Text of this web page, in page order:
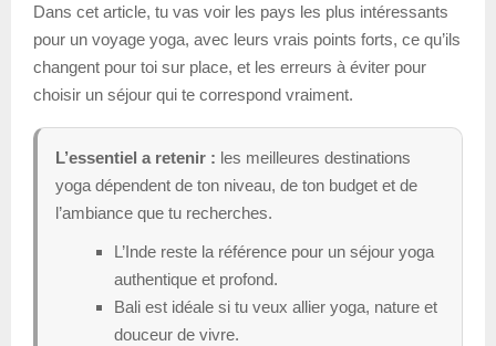
Dans cet article, tu vas voir les pays les plus intéressants
pour un voyage yoga, avec leurs vrais points forts, ce qu’ils
changent pour toi sur place, et les erreurs à éviter pour
choisir un séjour qui te correspond vraiment.
L’essentiel a retenir : les meilleures destinations
yoga dépendent de ton niveau, de ton budget et de
l’ambiance que tu recherches.
L’Inde reste la référence pour un séjour yoga
authentique et profond.
Bali est idéale si tu veux allier yoga, nature et
douceur de vivre.